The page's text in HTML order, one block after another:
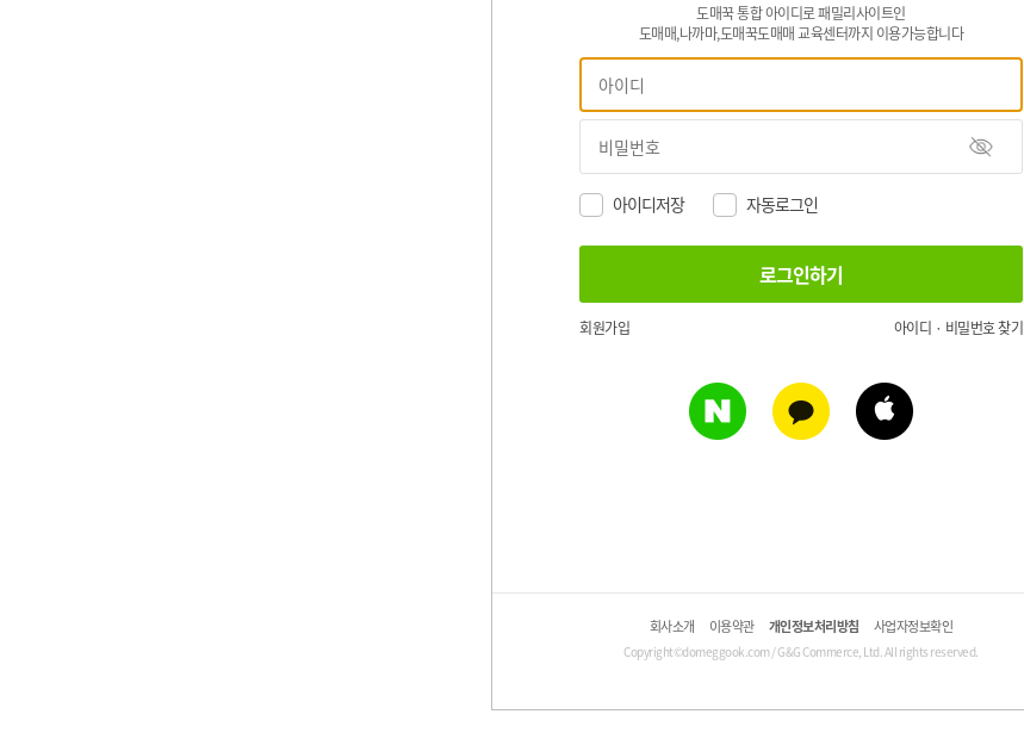
도매꾹 통합 아이디로 패밀리사이트인
도매매,나까마,도매꾹도매매 교육센터까지 이용가능합니다
아이디저장 자동로그인
회원가입 아이디 · 비밀번호 찾기
회사소개 이용약관 개인정보처리방침 사업자정보확인
Copyright©domeggook.com / G&G Commerce, Ltd. All rights reserved.